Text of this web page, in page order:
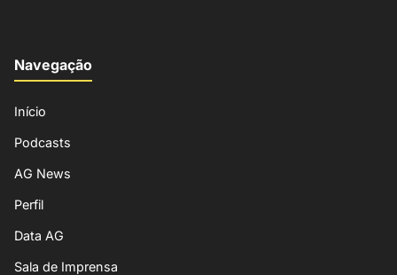
Navegação
Início
Podcasts
AG News
Perfil
Data AG
Sala de Imprensa